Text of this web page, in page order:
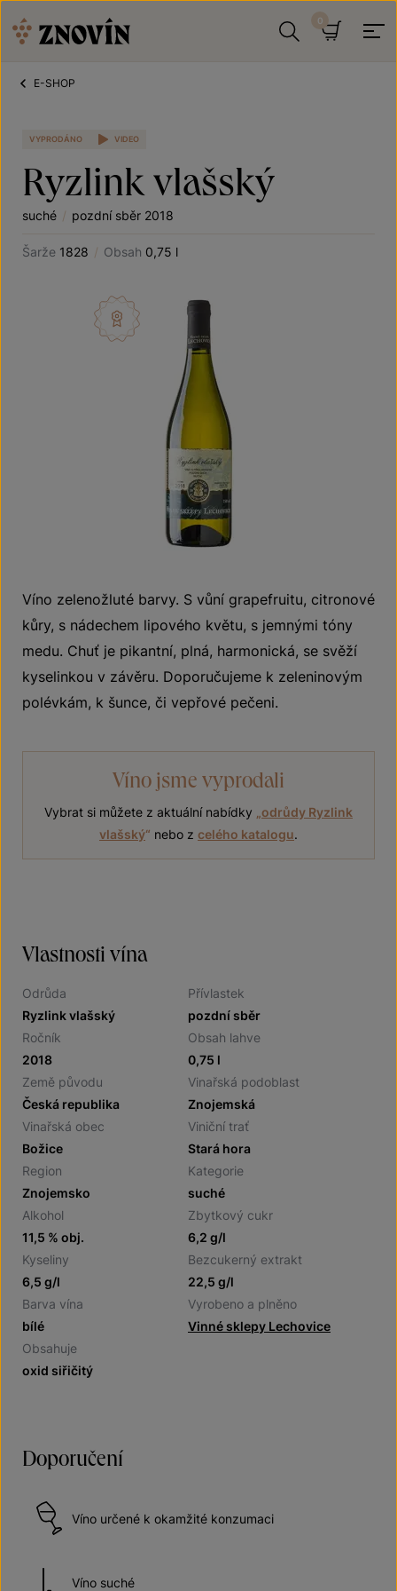
E-SHOP
VYPRODÁNO VIDEO
Ryzlink vlašský
suché / pozdní sběr 2018
Šarže 1828 / Obsah 0,75 l
Víno zelenožluté barvy. S vůní grapefruitu, citronové
kůry, s nádechem lipového květu, s jemnými tóny
medu. Chuť je pikantní, plná, harmonická, se svěží
kyselinkou v závěru. Doporučujeme k zeleninovým
polévkám, k šunce, či vepřové pečeni.
Víno jsme vyprodali
Vybrat si můžete z aktuální nabídky
odrůdy Ryzlink
vlašský“ nebo z celého katalogu.
Vlastnosti vína
Odrůda
Ryzlink vlašský
Přívlastek
pozdní sběr
Ročník
2018
Obsah lahve
0,75 l
Země původu
Česká republika
Vinařská podoblast
Znojemská
Vinařská obec
Božice
Viniční trať
Stará hora
Region
Znojemsko
Kategorie
suché
Alkohol
11,5 % obj.
Zbytkový cukr
6,2 g/l
Kyseliny
6,5 g/l
Bezcukerný extrakt
22,5 g/l
Barva vína
bílé
Vyrobeno a plněno
Vinné sklepy Lechovice
Obsahuje
oxid siřičitý
Doporučení
Víno určené k okamžité konzumaci
Víno suché